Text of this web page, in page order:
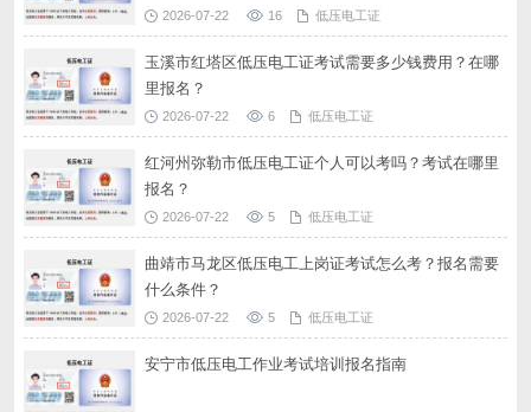
2026-07-22 16 低压电工证
玉溪市红塔区低压电工证考试需要多少钱费用？在哪
里报名？
2026-07-22 6 低压电工证
红河州弥勒市低压电工证个人可以考吗？考试在哪里
报名？
2026-07-22 5 低压电工证
曲靖市马龙区低压电工上岗证考试怎么考？报名需要
什么条件？
2026-07-22 5 低压电工证
安宁市低压电工作业考试培训报名指南